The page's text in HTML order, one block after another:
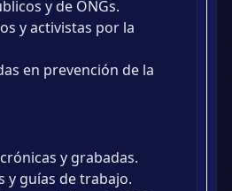
y de ONGs.
y activistas por la
en prevención de la
y grabadas.
y guías de trabajo.